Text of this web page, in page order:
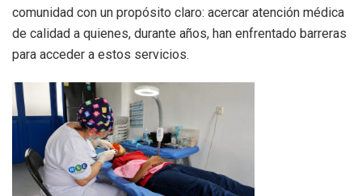
comunidad con un propósito claro: acercar atención médica
de calidad a quienes, durante años, han enfrentado barreras
para acceder a estos servicios.